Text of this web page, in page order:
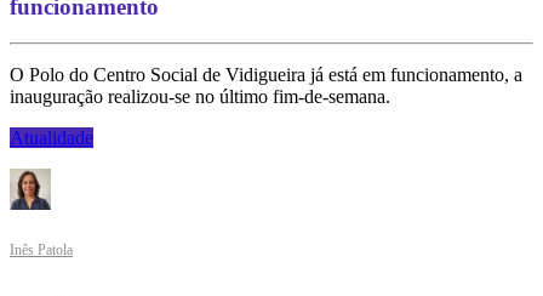
funcionamento
O Polo do Centro Social de Vidigueira já está em funcionamento, a
inauguração realizou-se no último fim-de-semana.
Atualidade
Inês Patola